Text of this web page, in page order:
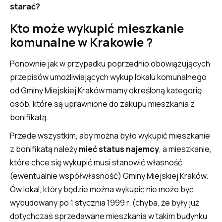
starać?
Kto może wykupić mieszkanie
komunalne w Krakowie ?
Ponownie jak w przypadku poprzednio obowiązujących
przepisów umożliwiających wykup lokalu komunalnego
od Gminy Miejskiej Kraków mamy określoną kategorię
osób, które są uprawnione do zakupu mieszkania z
bonifikatą.
Przede wszystkim, aby można było wykupić mieszkanie
z bonifikatą należymieć status najemcy, a mieszkanie,
które chce się wykupić musi stanowić własność
(ewentualnie współwłasność) Gminy Miejskiej Kraków.
Ów lokal, który będzie można wykupić nie może być
wybudowany po 1 stycznia 1999 r. (chyba, że były już
dotychczas sprzedawane mieszkania w takim budynku